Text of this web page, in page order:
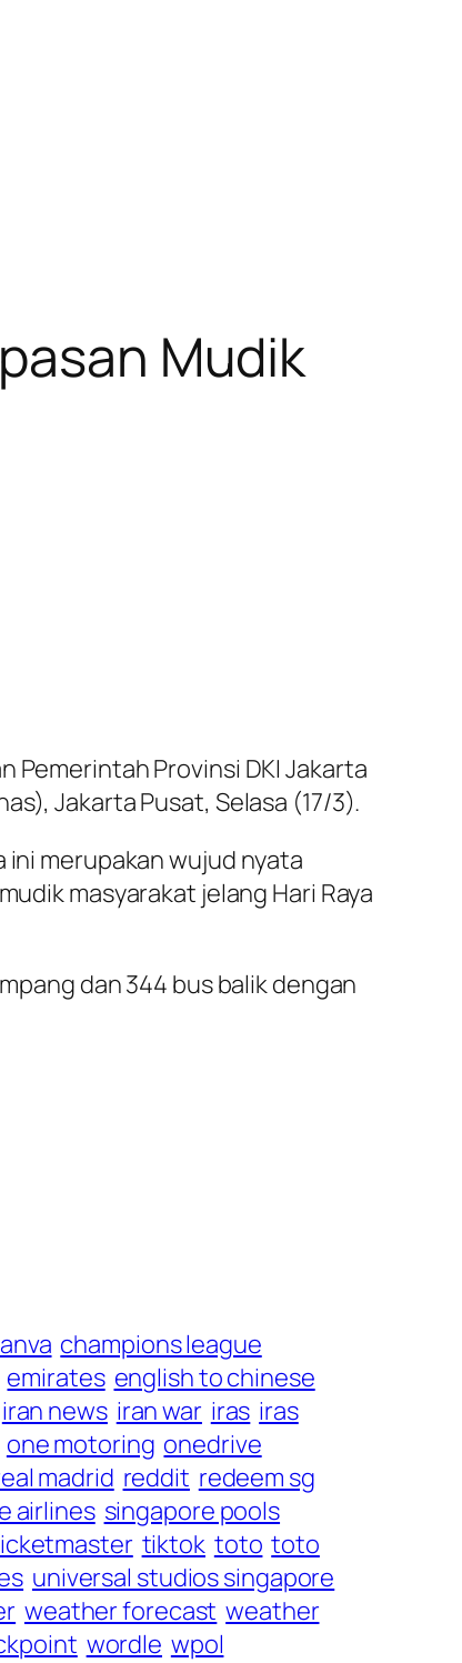
Mudik
Pemerintah Provinsi DKI Jakarta
Jakarta Pusat, Selasa (17/3).
ini merupakan wujud nyata
masyarakat jelang Hari Raya
dan 344 bus balik dengan
champions league
emirates english to chinese
iran news iran war iras iras
one motoring onedrive
madrid reddit redeem sg
airlines singapore pools
tiktok toto toto
universal studios singapore
weather forecast weather
wordle wpol